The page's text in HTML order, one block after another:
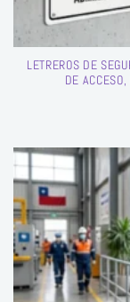
LETREROS DE
DE